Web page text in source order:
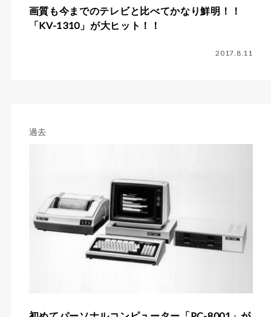
画質も今までのテレビと比べてかなり鮮明！！
「KV-1310」が大ヒット！！
2017.8.11
過去